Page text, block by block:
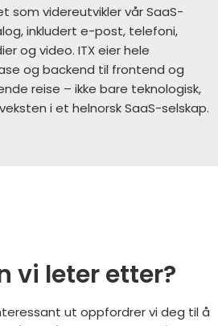
som videreutvikler vår SaaS-
inkludert e-post, telefoni,
og video. ITX eier hele
og backend til frontend og
reise – ikke bare teknologisk,
i et helnorsk SaaS-selskap.
vi leter etter?
ut oppfordrer vi deg til å